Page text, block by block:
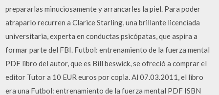
prepararlas minuciosamente y arrancarles la piel. Para poder
atraparlo recurren a Clarice Starling, una brillante licenciada
universitaria, experta en conductas psicópatas, que aspira a
formar parte del FBI. Futbol: entrenamiento de la fuerza mental
PDF libro del autor, que es Bill beswick, se ofreció a comprar el
editor Tutor a 10 EUR euros por copia. Al 07.03.2011, el libro
era una Futbol: entrenamiento de la fuerza mental PDF ISBN